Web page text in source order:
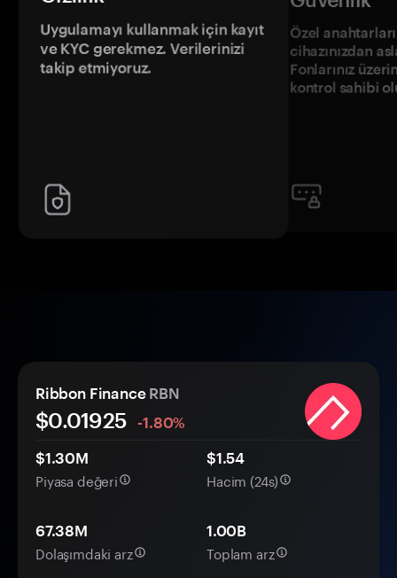
Uygulamayı kullanmak için kayıt
ve KYC gerekmez. Verilerinizi
takip etmiyoruz.
Özel
cihazınızdan
Fonlarınız
kontrol sahibi
Ribbon Finance RBN
$0.01925
-1.80%
$1.30M
Piyasa değeri
$1.54
Hacim (24s)
67.38M
Dolaşımdaki arz
1.00B
Toplam arz